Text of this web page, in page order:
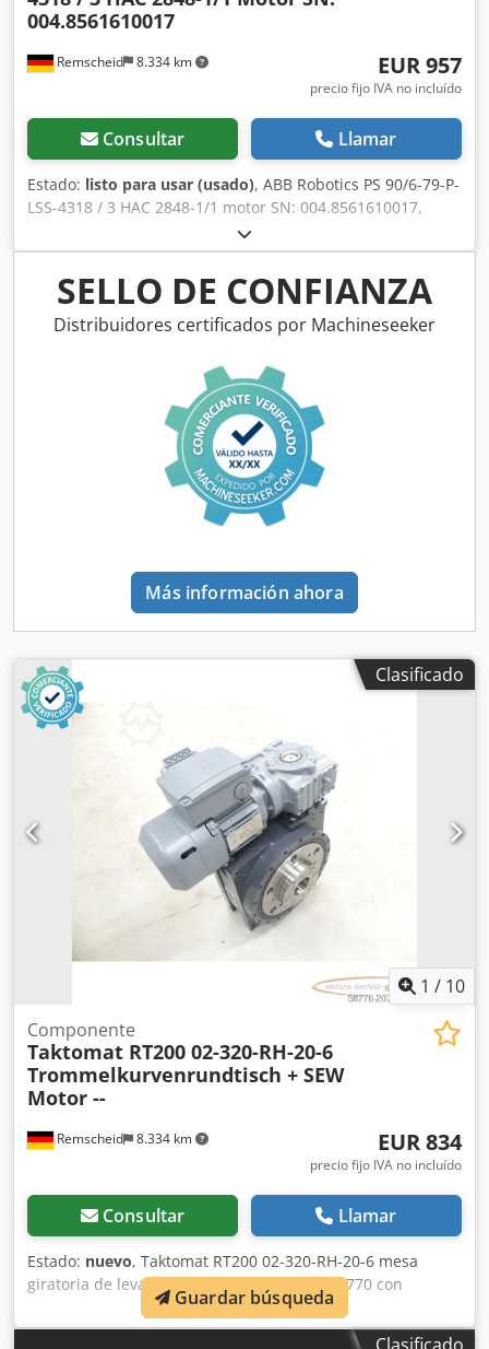
Remscheid 8.334 km
004.8561610017
EUR 957
precio fijo IVA no incluído
Consultar Llamar
Estado: listo para usar (usado), ABB Robotics PS 90/6-79-P-
LSS-4318 / 3 HAC 2848-1/1 motor SN: 004.8561610017,
usado, en buen estado, 100% funcional, entrega según
fotos. Dodpfx Aextv Twsfmock
SELLO DE CONFIANZA
Distribuidores certificados por Machineseeker
Más información ahora
Clasificado
1 / 10
Remscheid 8.334 km
Componente
Taktomat RT200 02-320-RH-20-6
Trommelkurvenrundtisch + SEW
Motor --
EUR 834
precio fijo IVA no incluído
Consultar Llamar
Estado: nuevo, Taktomat RT200 02-320-RH-20-6 mesa
giratoria de levas de tambor SN: R1R05-100770 con
motorreductor SEW SA47 DRS71S4BE05/ASE1/TF SN:
01.7402391002.0001.17, sin uso, 100% funcional.
Guardar búsqueda